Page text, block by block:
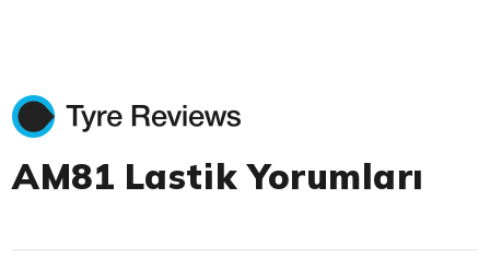
AM81 Lastik Yorumları